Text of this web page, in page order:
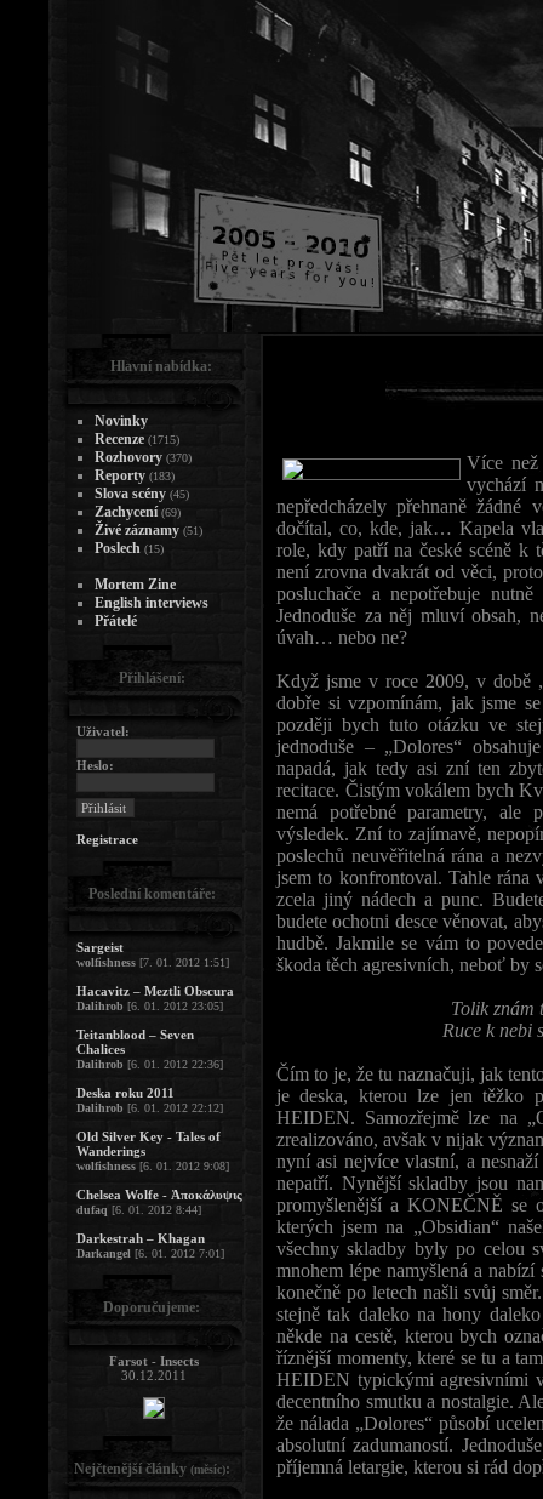
Více
vychází
nepředcházely přehnaně
dočítal, co, kde, jak… Kapela
role, kdy patří na české scéně k
není zrovna dvakrát od věci,
posluchače a nepotřebuje
Jednoduše za něj mluví obsah,
úvah… nebo ne?
Když jsme v roce 2009, v době
dobře si vzpomínám, jak jsme
později bych tuto otázku ve
jednoduše – „Dolores“
napadá, jak tedy asi zní ten
recitace. Čistým vokálem bych
nemá potřebné parametry, ale
výsledek. Zní to zajímavě,
poslechů neuvěřitelná rána a
jsem to konfrontoval. Tahle rána
zcela jiný nádech a punc.
budete ochotni desce věnovat,
hudbě. Jakmile se vám to
škoda těch agresivních, neboť by
Tolik znám
Ruce k nebi
Čím to je, že tu naznačuji, jak
je deska, kterou lze jen těžko
HEIDEN. Samozřejmě lze na
zrealizováno, avšak v nijak
nyní asi nejvíce vlastní, a
nepatří. Nynější skladby jsou
promyšlenější a KONEČNĚ se
kterých jsem na „Obsidian“
všechny skladby byly po celou
mnohem lépe namyšlená a
konečně po letech našli svůj
stejně tak daleko na hony
někde na cestě, kterou bych
říznější momenty, které se tu a
HEIDEN typickými agresivními
decentního smutku a nostalgie.
že nálada „Dolores“ působí
absolutní zadumaností.
příjemná letargie, kterou si rád
Hlavní nabídka:
Novinky
Recenze (1715)
Rozhovory (370)
Reporty (183)
Slova scény (45)
Zachycení (69)
Živé záznamy (51)
Poslech (15)
Mortem Zine
English interviews
Přátelé
Přihlášení:
Uživatel:
Heslo:
Registrace
Poslední komentáře:
Sargeist
wolfishness [7. 01. 2012 1:51]
Hacavitz – Meztli Obscura
Dalihrob [6. 01. 2012 23:05]
Teitanblood – Seven
Chalices
Dalihrob [6. 01. 2012 22:36]
Deska roku 2011
Dalihrob [6. 01. 2012 22:12]
Old Silver Key - Tales of
Wanderings
wolfishness [6. 01. 2012 9:08]
Chelsea Wolfe - Ἀποκάλυψις
dufaq [6. 01. 2012 8:44]
Darkestrah – Khagan
Darkangel [6. 01. 2012 7:01]
Doporučujeme:
Farsot - Insects
30.12.2011
Nejčtenější články (měsíc):